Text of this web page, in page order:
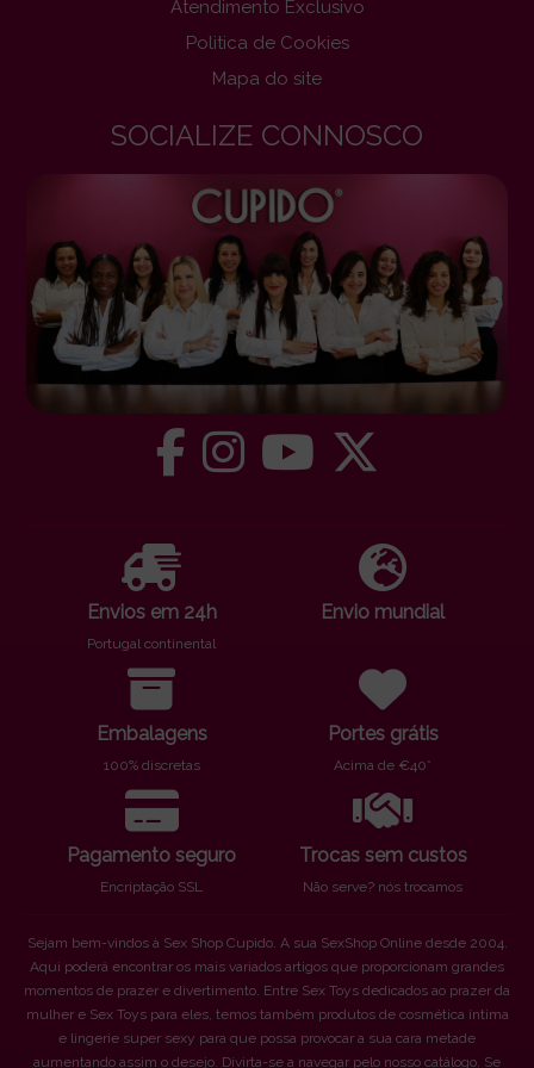
Atendimento Exclusivo
Politica de Cookies
Mapa do site
SOCIALIZE CONNOSCO
Envios em 24h
Portugal continental
Envio mundial
Embalagens
100% discretas
Portes grátis
Acima de €40*
Pagamento seguro
Encriptação SSL
Trocas sem custos
Não serve? nós trocamos
Sejam bem-vindos à Sex Shop Cupido. A sua SexShop Online desde 2004.
Aqui poderá encontrar os mais variados artigos que proporcionam grandes
momentos de prazer e divertimento. Entre Sex Toys dedicados ao prazer da
mulher e Sex Toys para eles, temos também produtos de cosmética íntima
e lingerie super sexy para que possa provocar a sua cara metade
aumentando assim o desejo. Divirta-se a navegar pelo nosso catálogo. Se